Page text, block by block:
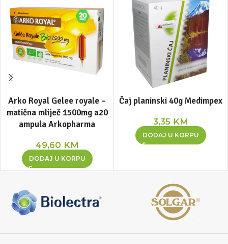
Arko Royal Gelee royale –
matična mliječ 1500mg a20
ampula Arkopharma
49,60 KM
DODAJ U KORPU
Čaj planinski 40g Medimpex
3,35 KM
DODAJ U KORPU